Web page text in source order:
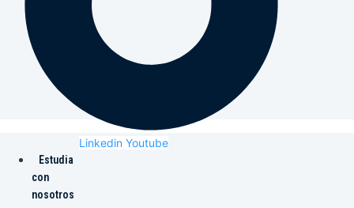
Linkedin Youtube
Estudia
con
nosotros